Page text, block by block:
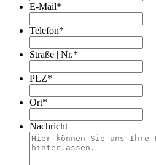
E-Mail*
Telefon*
Straße | Nr.*
PLZ*
Ort*
Nachricht